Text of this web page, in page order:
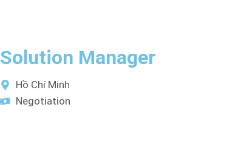
Solution Manager
Hồ Chí Minh
Negotiation